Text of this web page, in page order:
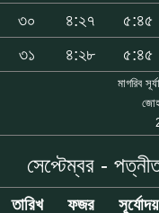
৩০
৪:২৭ ৫:৪৫
৩১
৪:২৮ ৫:৪৫
মাগরিব
সেপ্টেম্বর -
তারিখ ফজর সূর্যোদয়